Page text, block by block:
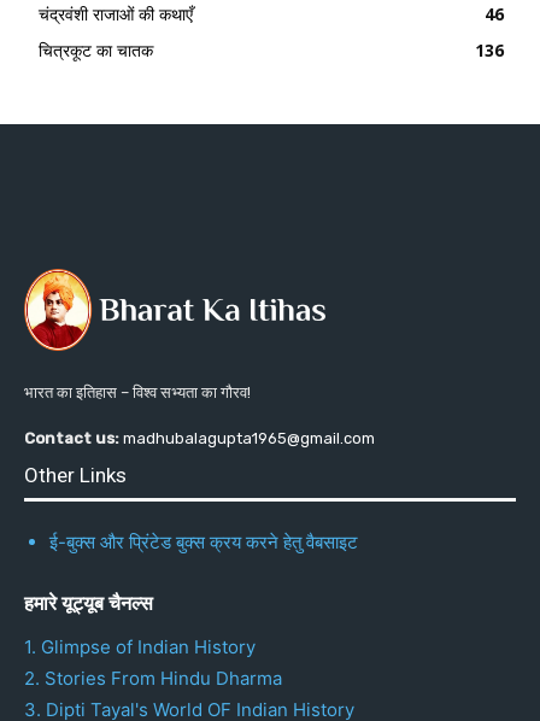
चंद्रवंशी राजाओं की कथाएँ
46
चित्रकूट का चातक
136
भारत का इतिहास – विश्व सभ्यता का गौरव!
Contact us: madhubalagupta1965@gmail.com
Other Links
ई-बुक्स और प्रिंटेड बुक्स क्रय करने हेतु वैबसाइट
हमारे यूट्यूब चैनल्स
1. Glimpse of Indian History
2. Stories From Hindu Dharma
3. Dipti Tayal's World OF Indian History